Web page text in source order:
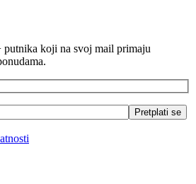
putnika koji na svoj mail primaju